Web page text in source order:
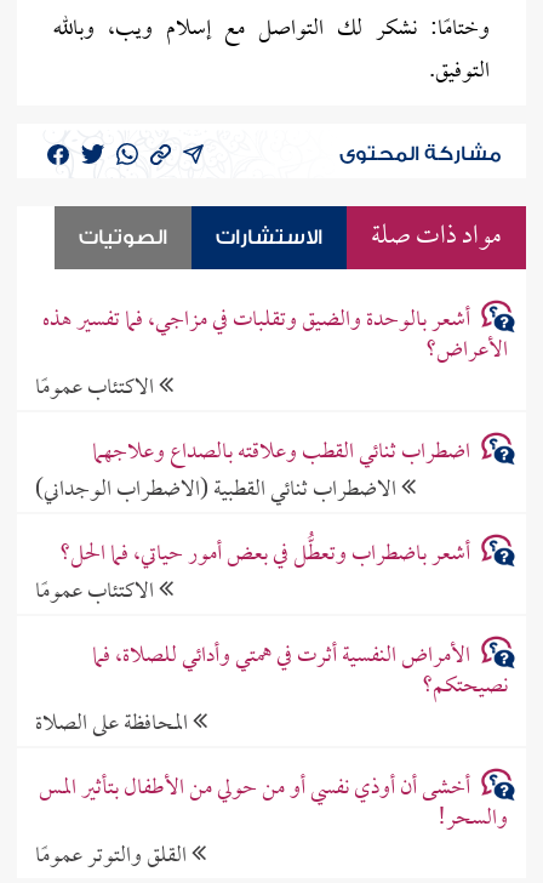
وختامًا: نشكر لك التواصل مع إسلام ويب، وبالله
التوفيق.
مشاركة المحتوى
مواد ذات صلة الاستشارات الصوتيات
أشعر بالوحدة والضيق وتقلبات في مزاجي، فما تفسير هذه
الأعراض؟
الاكتئاب عمومًا
اضطراب ثنائي القطب وعلاقته بالصداع وعلاجهما
الاضطراب ثنائي القطبية (الاضطراب الوجداني)
أشعر باضطراب وتعطُّل في بعض أمور حياتي، فما الحل؟
الاكتئاب عمومًا
الأمراض النفسية أثرت في همتي وأدائي للصلاة، فما
نصيحتكم؟
المحافظة على الصلاة
أخشى أن أوذي نفسي أو من حولي من الأطفال بتأثير المس
والسحر!
القلق والتوتر عمومًا